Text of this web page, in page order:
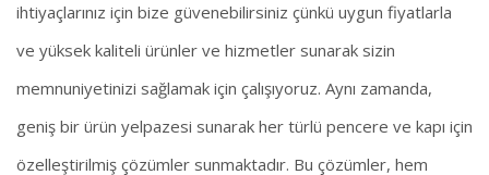
ihtiyaçlarınız için bize güvenebilirsiniz çünkü uygun fiyatlarla
ve yüksek kaliteli ürünler ve hizmetler sunarak sizin
memnuniyetinizi sağlamak için çalışıyoruz. Aynı zamanda,
geniş bir ürün yelpazesi sunarak her türlü pencere ve kapı için
özelleştirilmiş çözümler sunmaktadır. Bu çözümler, hem